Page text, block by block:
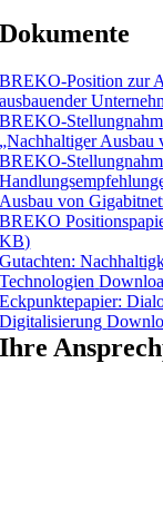
Dokumente
BREKO-Position zur
ausbauender
BREKO-
„Nachhaltiger Ausbau
BREKO-
Ausbau von
BREKO
KB)
Gutachten:
Technologien
Eckpunktepapier:
Digitalisierung
Ihre